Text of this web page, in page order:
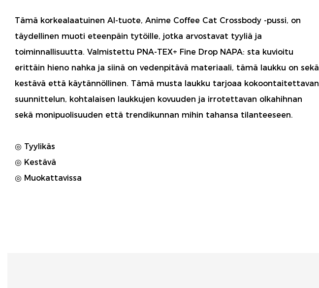
Tämä korkealaatuinen AI-tuote, Anime Coffee Cat Crossbody -pussi, on
täydellinen muoti eteenpäin tytöille, jotka arvostavat tyyliä ja
toiminnallisuutta. Valmistettu PNA-TEX+ Fine Drop NAPA: sta kuvioitu
erittäin hieno nahka ja siinä on vedenpitävä materiaali, tämä laukku on sekä
kestävä että käytännöllinen. Tämä musta laukku tarjoaa kokoontaitettavan
suunnittelun, kohtalaisen laukkujen kovuuden ja irrotettavan olkahihnan
sekä monipuolisuuden että trendikunnan mihin tahansa tilanteeseen.
◎ Tyylikäs
◎ Kestävä
◎ Muokattavissa